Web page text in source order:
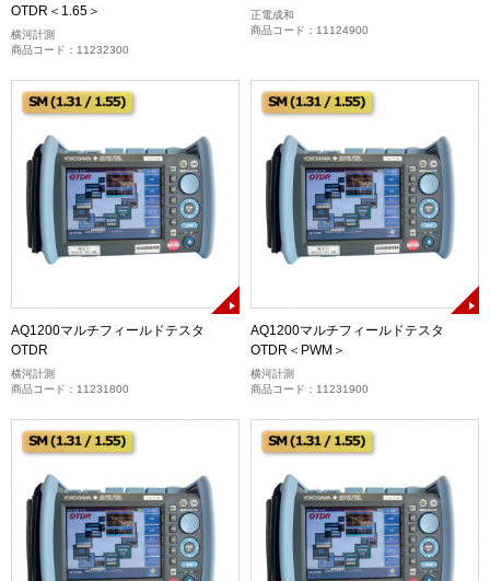
OTDR＜1.65＞
横河計測
商品コード：11232300
正電成和
商品コード：11124900
AQ1200マルチフィールドテスタ
OTDR
横河計測
商品コード：11231800
AQ1200マルチフィールドテスタ
OTDR＜PWM＞
横河計測
商品コード：11231900